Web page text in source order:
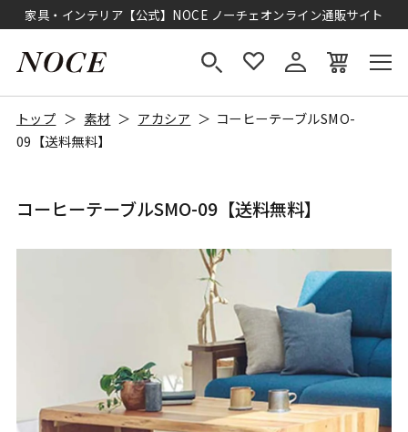
家具・インテリア【公式】NOCE ノーチェオンライン通販サイト
トップ 素材 アカシア
コーヒーテーブルSMO-
09【送料無料】
コーヒーテーブルSMO-09【送料無料】